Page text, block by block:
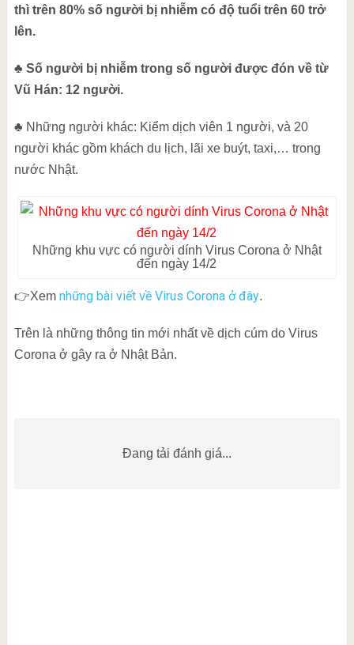
thì trên 80% số người bị nhiễm có độ tuổi trên 60 trở
lên.
♣ Số người bị nhiễm trong số người được đón về từ
Vũ Hán: 12 người.
♣ Những người khác: Kiểm dịch viên 1 người, và 20
người khác gồm khách du lịch, lãi xe buýt, taxi,… trong
nước Nhật.
Những khu vực có người dính Virus Corona ở Nhật
đến ngày 14/2
👉Xem những bài viết về Virus Corona ở đây.
Trên là những thông tin mới nhất về dịch cúm do Virus
Corona ở gây ra ở Nhật Bản.
Đang tải đánh giá...